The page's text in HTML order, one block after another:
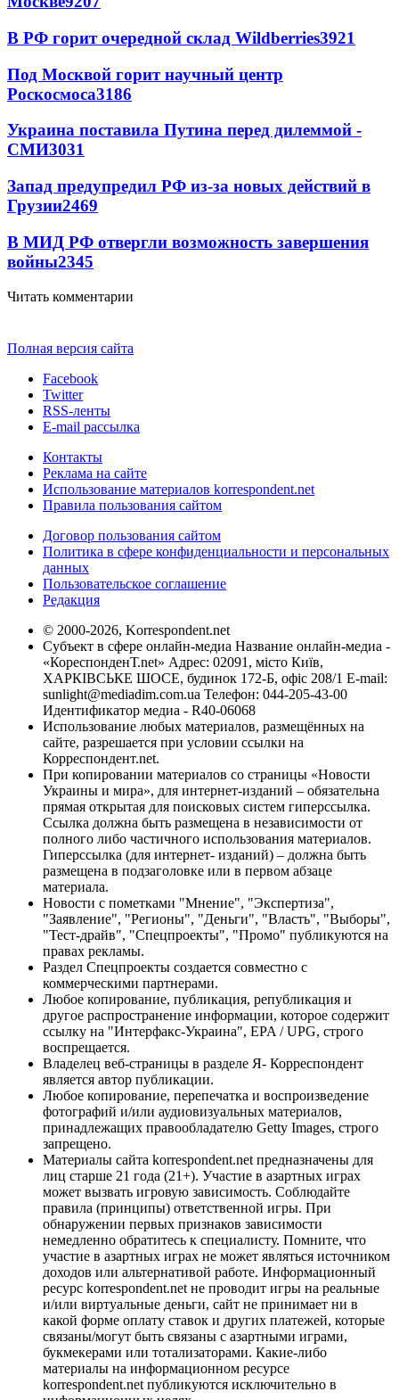
В РФ горит очередной склад Wildberries3921
Под Москвой горит научный центр
Роскосмоса3186
Украина поставила Путина перед дилеммой -
СМИ3031
Запад предупредил РФ из-за новых действий в
Грузии2469
В МИД РФ отвергли возможность завершения
войны2345
Читать комментарии
Полная версия сайта
Facebook
Twitter
RSS-ленты
E-mail рассылка
Контакты
Реклама на сайте
Использование материалов korrespondent.net
Правила пользования сайтом
Договор пользования сайтом
Политика в сфере конфиденциальности и персональных
данных
Пользовательское соглашение
Редакция
© 2000-2026, Korrespondent.net
Субъект в сфере онлайн-медиа Название онлайн-медиа -
«КореспонденТ.net» Адрес: 02091, місто Київ,
ХАРКІВСЬКЕ ШОСЕ, будинок 172-Б, офіс 208/1 E-mail:
sunlight@mediadim.com.ua Телефон: 044-205-43-00
Идентификатор медиа - R40-06068
Использование любых материалов, размещённых на
сайте, разрешается при условии ссылки на
Корреспондент.net.
При копировании материалов со страницы «Новости
Украины и мира», для интернет-изданий – обязательна
прямая открытая для поисковых систем гиперссылка.
Ссылка должна быть размещена в независимости от
полного либо частичного использования материалов.
Гиперссылка (для интернет- изданий) – должна быть
размещена в подзаголовке или в первом абзаце
материала.
Новости с пометками "Мнение", "Экспертиза",
"Заявление", "Регионы", "Деньги", "Власть", "Выборы",
"Тест-драйв", "Спецпроекты", "Промо" публикуются на
правах рекламы.
Раздел Спецпроекты создается совместно с
коммерческими партнерами.
Любое копирование, публикация, републикация и
другое распространение информации, которое содержит
ссылку на "Интерфакс-Украина", EPA / UPG, строго
воспрещается.
Владелец веб-страницы в разделе Я- Корреспондент
является автор публикации.
Любое копирование, перепечатка и воспроизведение
фотографий и/или аудиовизуальных материалов,
принадлежащих правообладателю Getty Images, строго
запрещено.
Материалы сайта korrespondent.net предназначены для
лиц старше 21 года (21+). Участие в азартных играх
может вызвать игровую зависимость. Соблюдайте
правила (принципы) ответственной игры. При
обнаружении первых признаков зависимости
немедленно обратитесь к специалисту. Помните, что
участие в азартных играх не может являться источником
доходов или альтернативой работе. Информационный
ресурс korrespondent.net не проводит игры на реальные
и/или виртуальные деньги, сайт не принимает ни в
какой форме оплату ставок и других платежей, которые
связаны/могут быть связаны с азартными играми,
букмекерами или тотализаторами. Какие-либо
материалы на информационном ресурсе
korrespondent.net публикуются исключительно в